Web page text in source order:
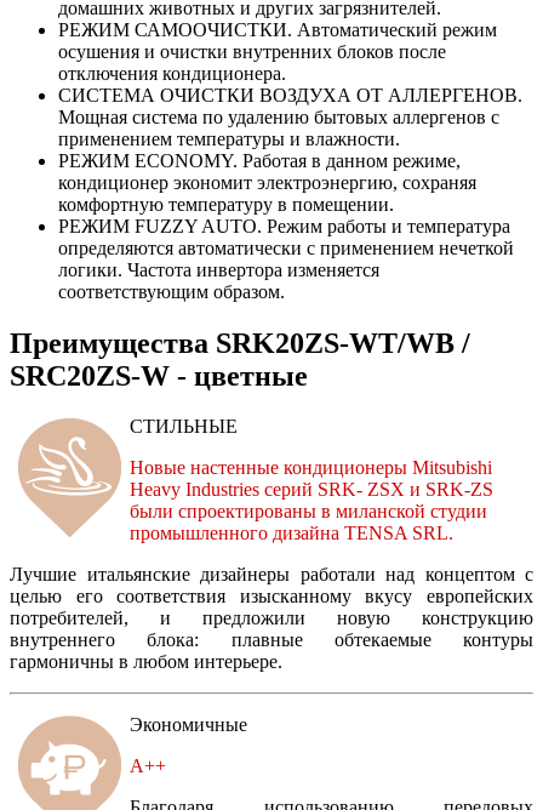
домашних животных и других загрязнителей.
РЕЖИМ САМООЧИСТКИ. Автоматический режим
осушения и очистки внутренних блоков после
отключения кондиционера.
СИСТЕМА ОЧИСТКИ ВОЗДУХА ОТ АЛЛЕРГЕНОВ.
Мощная система по удалению бытовых аллергенов с
применением температуры и влажности.
РЕЖИМ ECONOMY. Работая в данном режиме,
кондиционер экономит электроэнергию, сохраняя
комфортную температуру в помещении.
РЕЖИМ FUZZY AUTO. Режим работы и температура
определяются автоматически с применением нечеткой
логики. Частота инвертора изменяется
соответствующим образом.
Преимущества SRK20ZS-WT/WB /
SRC20ZS-W - цветные
СТИЛЬНЫЕ
Новые настенные кондиционеры Mitsubishi
Heavy Industries серий SRK- ZSX и SRK-ZS
были спроектированы в миланской студии
промышленного дизайна TENSA SRL.
Лучшие итальянские дизайнеры работали над концептом с
целью его соответствия изысканному вкусу европейских
потребителей, и предложили новую конструкцию
внутреннего блока: плавные обтекаемые контуры
гармоничны в любом интерьере.
Экономичные
A++